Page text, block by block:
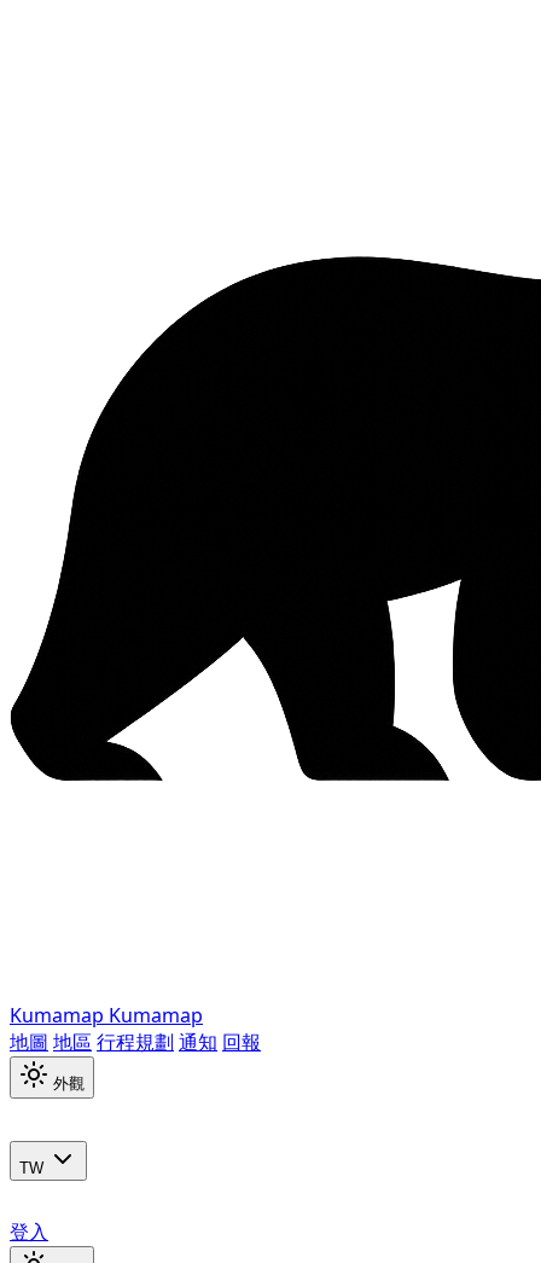
Kumamap Kumamap
地圖 地區 行程規劃 通知 回報
外觀
TW
登入